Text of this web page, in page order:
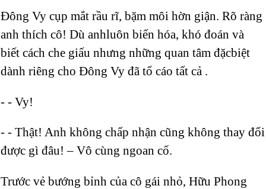
Đông Vy cụp mắt rầu rĩ, bặm môi hờn giận. Rõ ràng
anh thích cô! Dù anhluôn biến hóa, khó đoán và
biết cách che giấu nhưng những quan tâm đặcbiệt
dành riêng cho Đông Vy đã tố cáo tất cả .
- - Vy!
- - Thật! Anh không chấp nhận cũng không thay đổi
được gì đâu! – Vô cùng ngoan cố.
Trước vẻ bướng bỉnh của cô gái nhỏ, Hữu Phong